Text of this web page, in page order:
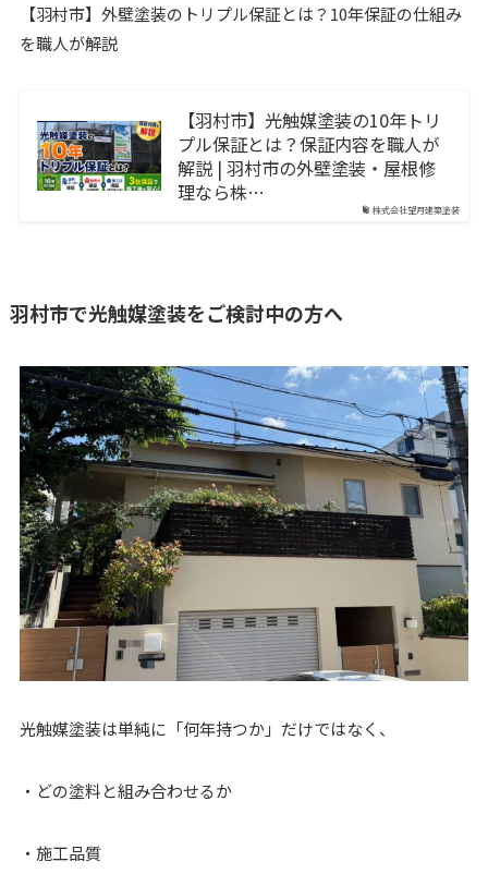
【羽村市】外壁塗装のトリプル保証とは？10年保証の仕組み
を職人が解説
株式会社望月建築塗装
【羽村市】光触媒塗装の10年トリ
プル保証とは？保証内容を職人が
解説 | 羽村市の外壁塗装・屋根修
理なら株…
羽村市で光触媒塗装をご検討中の方へ
光触媒塗装は単純に「何年持つか」だけではなく、
・どの塗料と組み合わせるか
・施工品質